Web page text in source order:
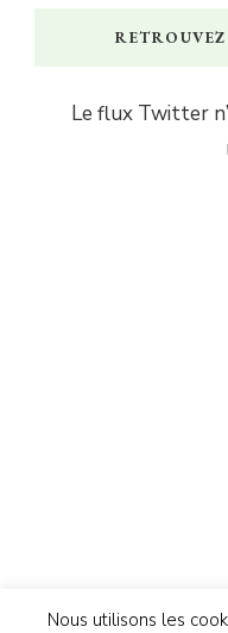
Le flux Twitter
Nous utilisons les